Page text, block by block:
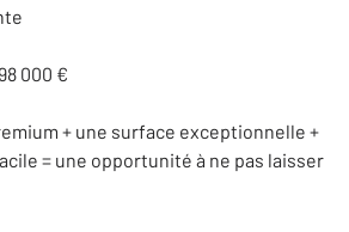
000 €
+ une surface exceptionnelle +
= une opportunité à ne pas laisser